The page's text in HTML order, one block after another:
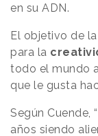
en su ADN.
El objetivo de
para la
todo el mundo
que le gusta
Según Cuende,
años siendo